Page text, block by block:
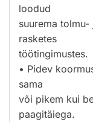
loodud
suurema
rasketes
töötingimustes.
• Pidev
sama
või pikem kui
paagitäiega.